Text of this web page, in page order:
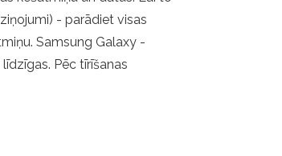
- parādiet visas
Samsung Galaxy -
Pēc tīrīšanas